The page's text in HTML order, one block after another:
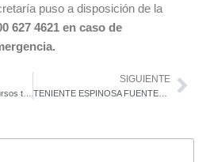
puso a disposición de la
627 4621 en caso de
SIGUIENTE
TENIENTE ESPINOSA FUENTES: EL SEGUNDO AGUILUCHO QUE CAYÓ EN LA II GM